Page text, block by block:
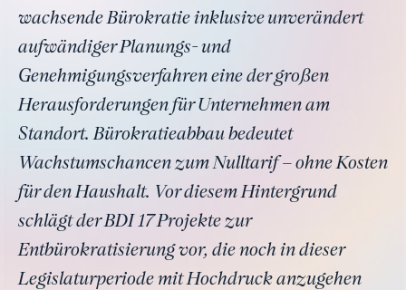
wachsende Bürokratie inklusive unverändert
aufwändiger Planungs- und
Genehmigungsverfahren eine der großen
Herausforderungen für Unternehmen am
Standort. Bürokratieabbau bedeutet
Wachstumschancen zum Nulltarif – ohne Kosten
für den Haushalt. Vor diesem Hintergrund
schlägt der BDI 17 Projekte zur
Entbürokratisierung vor, die noch in dieser
Legislaturperiode mit Hochdruck anzugehen